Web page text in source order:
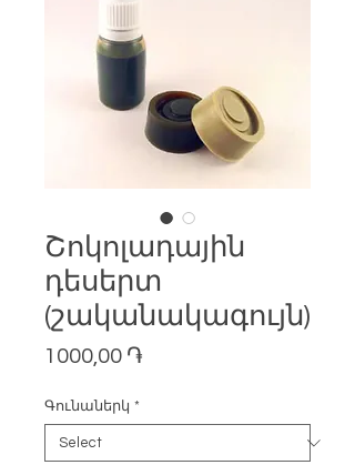
Շոկոլադային
դեսերտ
(շականակագույն)
1000,00 ֏
Գունաներկ *